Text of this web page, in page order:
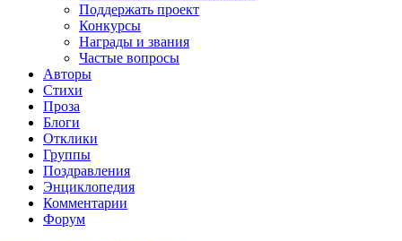
Поддержать проект
Конкурсы
Награды и звания
Частые вопросы
Авторы
Стихи
Проза
Блоги
Отклики
Группы
Поздравления
Энциклопедия
Комментарии
Форум